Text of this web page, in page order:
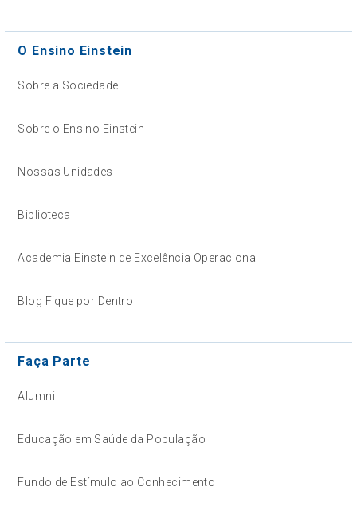
O Ensino Einstein
Sobre a Sociedade
Sobre o Ensino Einstein
Nossas Unidades
Biblioteca
Academia Einstein de Excelência Operacional
Blog Fique por Dentro
Faça Parte
Alumni
Educação em Saúde da População
Fundo de Estímulo ao Conhecimento